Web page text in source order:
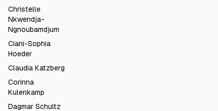
Christelle
Nkwendja-
Ngnoubamdjum
Ciani-Sophia
Hoeder
Claudia Katzberg
Corinna
Kulenkamp
Dagmar Schultz